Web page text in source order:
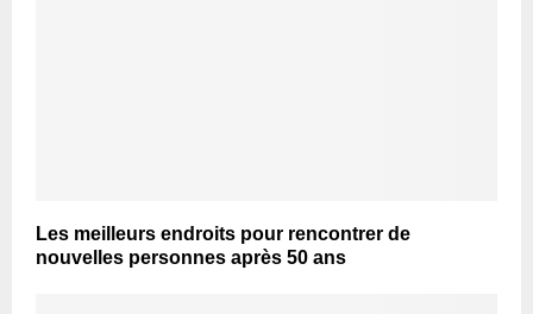
Les meilleurs endroits pour rencontrer de
nouvelles personnes après 50 ans